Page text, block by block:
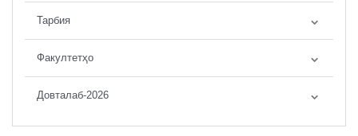
Тарбия
Факултетҳо
Довталаб-2026